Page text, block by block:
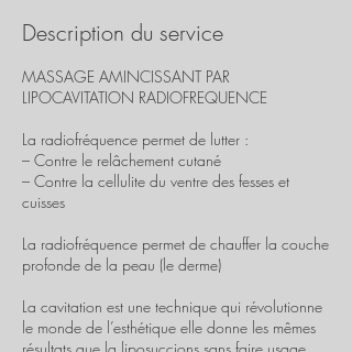
Description du service
MASSAGE AMINCISSANT PAR
LIPOCAVITATION RADIOFREQUENCE
La radiofréquence permet de lutter :
– Contre le relâchement cutané
– Contre la cellulite du ventre des fesses et
cuisses
La radiofréquence permet de chauffer la couche
profonde de la peau (le derme)
La cavitation est une technique qui révolutionne
le monde de l’esthétique elle donne les mêmes
résultats que la liposuccions sans faire usage